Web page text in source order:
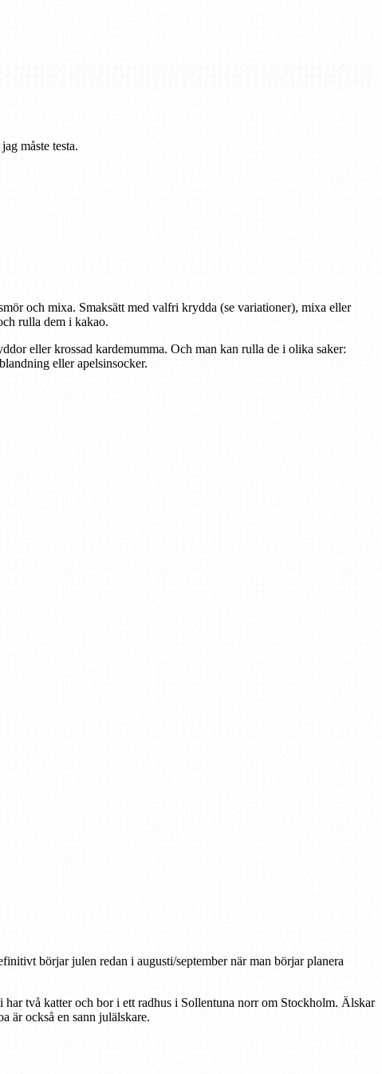
måste testa.
och mixa. Smaksätt med valfri krydda (se variationer), mixa eller
rulla dem i kakao.
eller krossad kardemumma. Och man kan rulla de i olika saker:
eller apelsinsocker.
börjar julen redan i augusti/september när man börjar planera
har två katter och bor i ett radhus i Sollentuna norr om Stockholm. Älskar
är också en sann julälskare.